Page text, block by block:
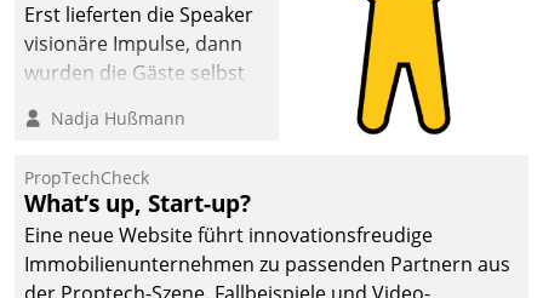
Erst lieferten die Speaker
visionäre Impulse, dann
wurden die Gäste selbst
methodisch
Quartier. Dazwischen
zeigte Datatrain, was es
Neues zu bieten hat.
Nadja Hußmann
PropTechCheck
What’s up, Start-up?
Eine neue Website führt innovationsfreudige
Immobilienunternehmen zu passenden Partnern aus